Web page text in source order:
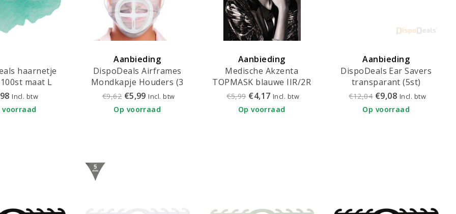
haarnetje
maat L
- 3210
Incl. btw
voorraad
Aanbieding
DispoDeals Airframes
Mondkapje Houders (3
stuks)
€9,62 €5,99 Incl. btw
Op voorraad
Aanbieding
Medische Akzenta
TOPMASK blauwe IIR/2R
mondmaskers met elastiek
50 stuks - FMEB2AZ-B
€5,99 €4,17 Incl. btw
Op voorraad
Aanbieding
DispoDeals Ear Savers
transparant (5st)
€12,04 €9,08 Incl. btw
Op voorraad